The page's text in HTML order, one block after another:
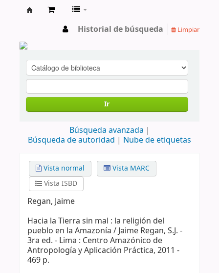
Historial de búsqueda Limpiar
Ir
Búsqueda avanzada
Búsqueda de autoridad
Nube de etiquetas
Vista normal
Vista MARC
Vista ISBD
Regan, Jaime
Hacia la Tierra sin mal : la religión del
pueblo en la Amazonía / Jaime Regan, S.J. -
3ra ed. - Lima : Centro Amazónico de
Antropología y Aplicación Práctica, 2011 -
469 p.